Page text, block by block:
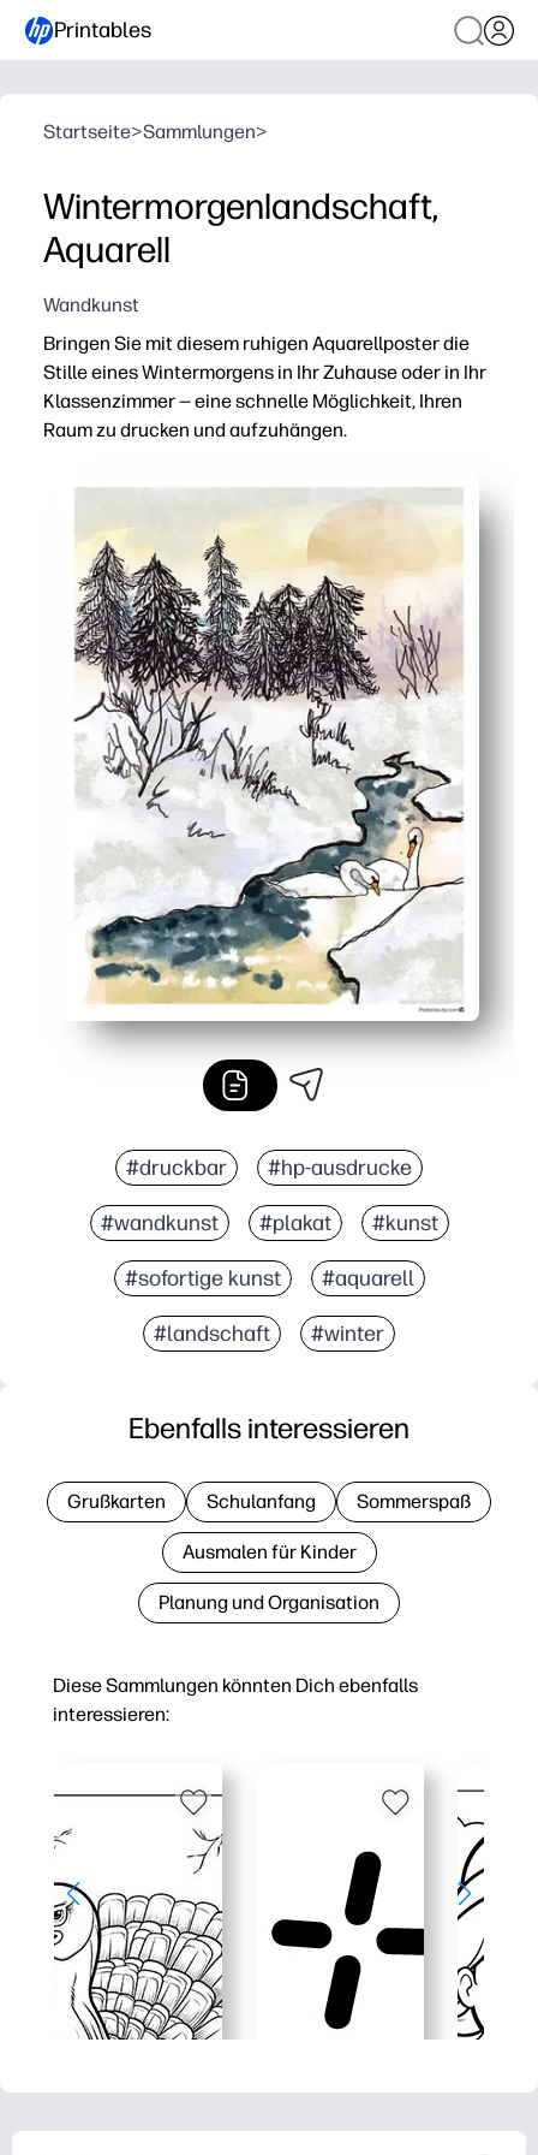
Printables
Startseite>Sammlungen>
Wintermorgenlandschaft,
Aquarell
Wandkunst
Bringen Sie mit diesem ruhigen Aquarellposter die
Stille eines Wintermorgens in Ihr Zuhause oder in Ihr
Klassenzimmer — eine schnelle Möglichkeit, Ihren
Raum zu drucken und aufzuhängen.
Drucken Sie in wenigen Minuten — keine
Schafft einen ruhigen, saisonalen Mittelpunkt, der
Flexible Größe — drucken Sie Buchstaben, A4 oder
Vielseitiges Dekor für Pinnwände, Eingangsbereiche
#druckbar #hp-ausdrucke
#wandkunst #plakat #kunst
#sofortige kunst #aquarell
#landschaft #winter
Diese Sammlungen könnten Dich ebenfalls
interessieren:
Ebenfalls interessieren
Grußkarten Schulanfang Sommerspaß
Ausmalen für Kinder
Planung und Organisation